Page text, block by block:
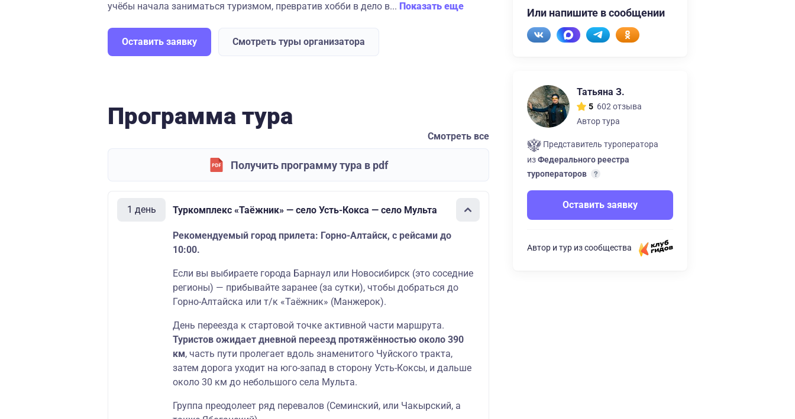
учёбы начала заниматься туризмом, превратив хобби в дело в... Показать еще
Оставить заявку Смотреть туры организатора
Программа тура
Смотреть все
Получить программу тура в pdf
1 день Туркомплекс «Таёжник» — село Усть-Кокса — село Мульта
Рекомендуемый город прилета: Горно-Алтайск, с рейсами до
10:00.
Если вы выбираете города Барнаул или Новосибирск (это соседние
регионы) — прибывайте заранее (за сутки), чтобы добраться до
Горно-Алтайска или т/к «Таёжник» (Манжерок).
День переезда к стартовой точке активной части маршрута.
Туристов ожидает дневной переезд протяжённостью около 390
км, часть пути пролегает вдоль знаменитого Чуйского тракта,
затем дорога уходит на юго-запад в сторону Усть-Коксы, и дальше
около 30 км до небольшого села Мульта.
Группа преодолеет ряд перевалов (Семинский, или Чакырский, а
Или напишите в сообщении
Татьяна З.
5 602 отзыва
Автор тура
Представитель туроператора
изФедерального реестра
туроператоров
Оставить заявку
Автор и тур из сообщества